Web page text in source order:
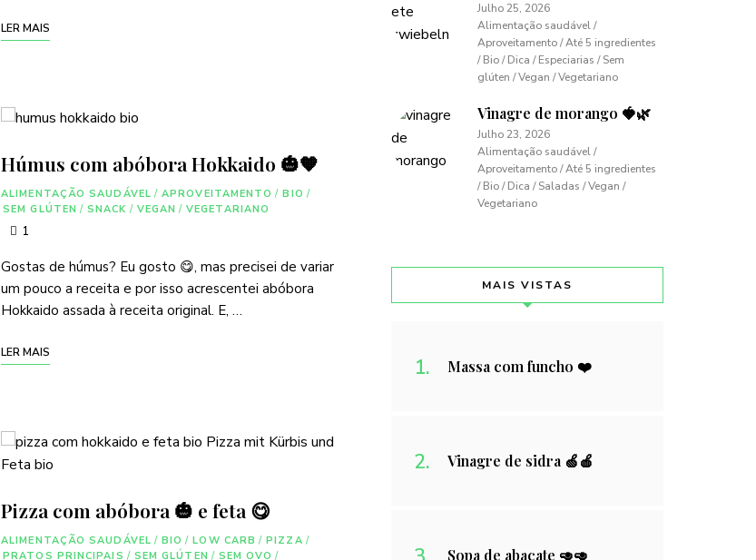
LER MAIS
Húmus com abóbora Hokkaido 🎃🧡
ALIMENTAÇÃO SAUDÁVEL / APROVEITAMENTO / BIO /
SEM GLÚTEN / SNACK / VEGAN / VEGETARIANO
1
Gostas de húmus? Eu gosto 😋, mas precisei de variar
um pouco a receita e por isso acrescentei abóbora
Hokkaido assada à receita original. E, …
LER MAIS
Pizza com abóbora 🎃 e feta 😋
ALIMENTAÇÃO SAUDÁVEL / BIO / LOW CARB / PIZZA /
PRATOS PRINCIPAIS / SEM GLÚTEN / SEM OVO /
Julho 25, 2026
Alimentação saudável /
Aproveitamento / Até 5 ingredientes
/ Bio / Dica / Especiarias / Sem
glúten / Vegan / Vegetariano
Vinagre de morango 🍓🌿
Julho 23, 2026
Alimentação saudável /
Aproveitamento / Até 5 ingredientes
/ Bio / Dica / Saladas / Vegan /
Vegetariano
MAIS VISTAS
Massa com funcho ❤️
Vinagre de sidra 🍏🍎
Sopa de abacate 🥑🥑